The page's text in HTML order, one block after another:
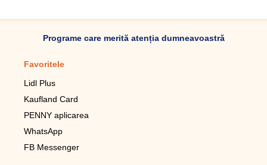
Programe care merită atenția dumneavoastră
Favoritele
Lidl Plus
Kaufland Card
PENNY aplicarea
WhatsApp
FB Messenger